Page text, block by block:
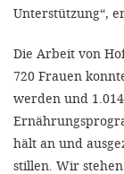
Unterstützung“,
Die Arbeit von
720 Frauen
werden und
hält an und
stillen. Wir